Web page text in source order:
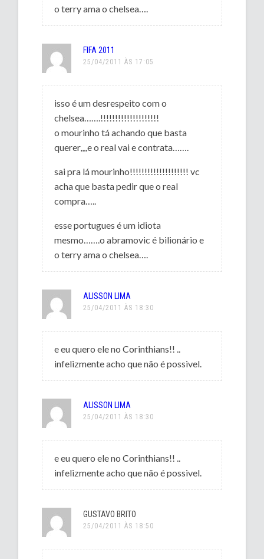
o terry ama o chelsea….
FIFA 2011
25/04/2011 ÀS 17:05
isso é um desrespeito com o
chelsea…….!!!!!!!!!!!!!!!!!!!!
o mourinho tá achando que basta
querer,,,,e o real vai e contrata…….
sai pra lá mourinho!!!!!!!!!!!!!!!!!!!! vc
acha que basta pedir que o real
compra…..
esse portugues é um idiota
mesmo…….o abramovic é bilionário e
o terry ama o chelsea….
ALISSON LIMA
25/04/2011 ÀS 18:30
e eu quero ele no Corinthians!! ..
infelizmente acho que não é possivel.
ALISSON LIMA
25/04/2011 ÀS 18:30
e eu quero ele no Corinthians!! ..
infelizmente acho que não é possivel.
GUSTAVO BRITO
25/04/2011 ÀS 18:50